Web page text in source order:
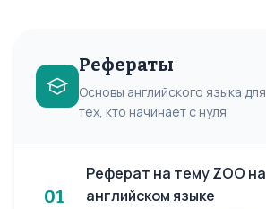
Рефераты
Основы английского языка для
тех, кто начинает с нуля
01
Реферат на тему ZOO на
английском языке